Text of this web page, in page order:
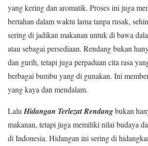
yang kering dan aromatik. Proses ini juga
bertahan dalam waktu lama tanpa rusak,
sering di jadikan makanan untuk di bawa
atau sebagai persediaan. Rendang bukan
dan gurih, tetapi juga perpaduan cita rasa
berbagai bumbu yang di gunakan. Ini
yang kaya dan mendalam.
Lalu Hidangan Terlezat Rendangbukan
makanan, tetapi juga memiliki nilai budaya
di Indonesia. Hidangan ini sering di